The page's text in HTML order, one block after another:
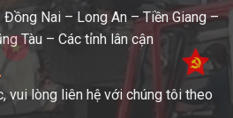
Nai – Long An – Tiền Giang –
Tàu – Các tỉnh lân cận
vui lòng liên hệ với chúng tôi theo